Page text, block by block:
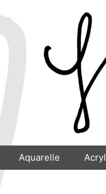
Aquarelle Acryl